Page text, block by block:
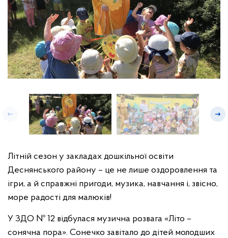
Літній сезон у закладах дошкільної освіти
Деснянського району – це не лише оздоровлення та
ігри, а й справжні пригоди, музика, навчання і, звісно,
море радості для малюків!
У ЗДО № 12 відбулася музична розвага «Літо –
сонячна пора». Сонечко завітало до дітей молодших